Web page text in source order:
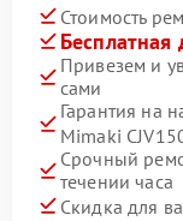
Стоимость
Бесплатная
Привезем и
сами
Гарантия на
Mimaki
Срочный
течении часа
Скидка для